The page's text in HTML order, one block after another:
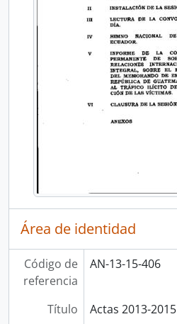
Área de identidad
Código de
referencia
AN-13-15-406
Título
Actas 2013-2015